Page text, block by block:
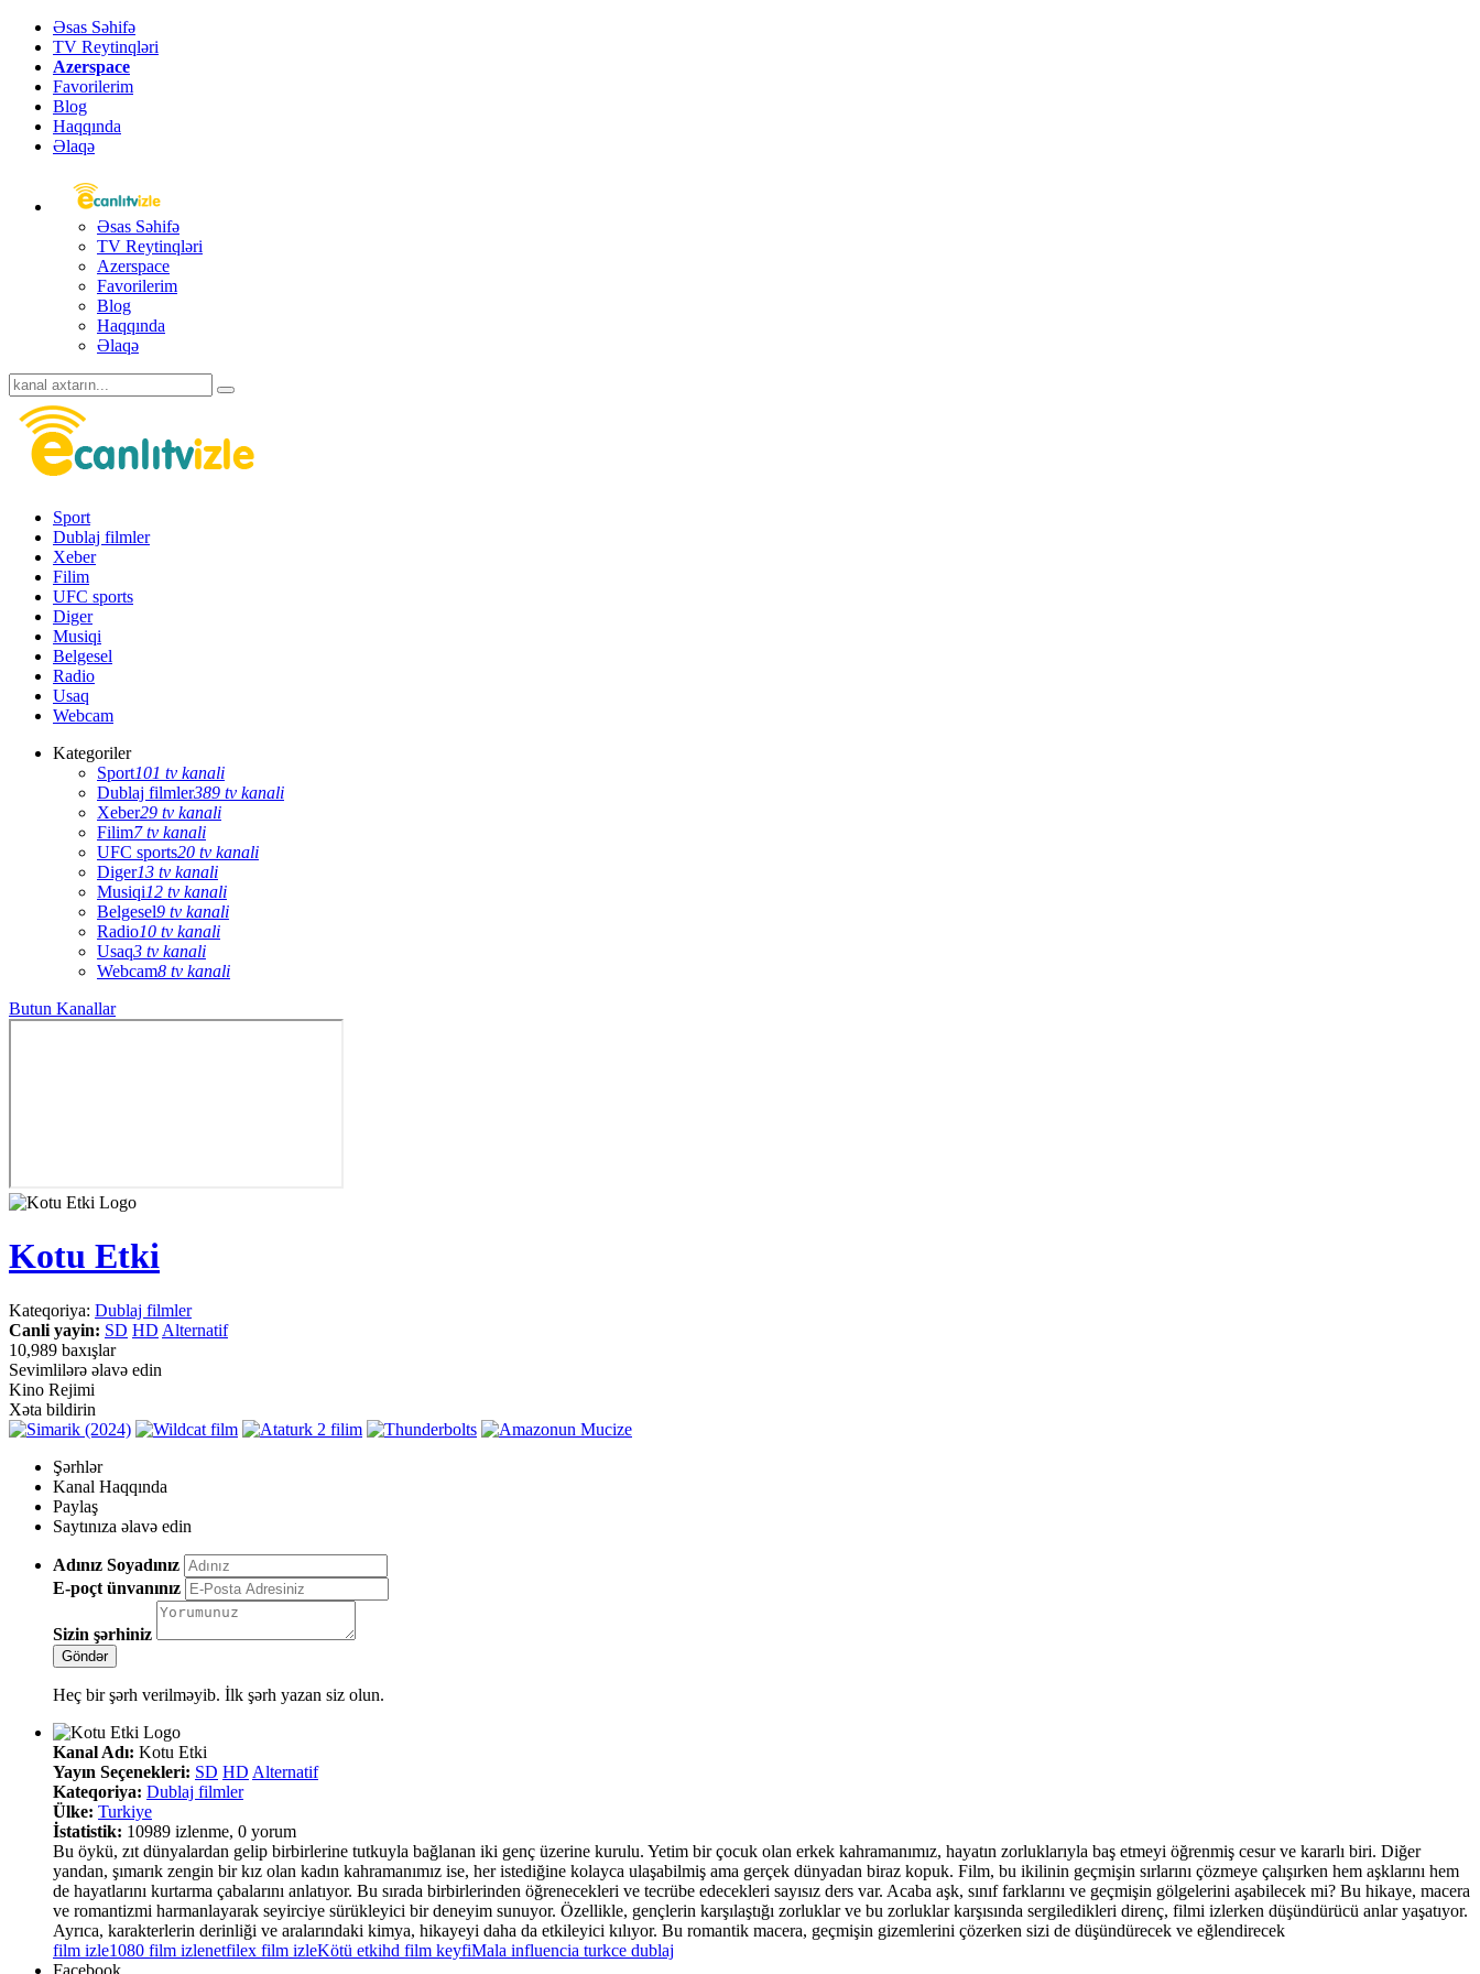
Əsas Səhifə
TV Reytinqləri
Azerspace
Favorilerim
Blog
Haqqında
Əlaqə
Əsas Səhifə
TV Reytinqləri
Azerspace
Favorilerim
Blog
Haqqında
Əlaqə
Sport
Dublaj filmler
Xeber
Filim
UFC sports
Diger
Musiqi
Belgesel
Radio
Usaq
Webcam
Kategoriler
Sport101 tv kanali
Dublaj filmler389 tv kanali
Xeber29 tv kanali
Filim7 tv kanali
UFC sports20 tv kanali
Diger13 tv kanali
Musiqi12 tv kanali
Belgesel9 tv kanali
Radio10 tv kanali
Usaq3 tv kanali
Webcam8 tv kanali
Butun Kanallar
Kotu Etki
Kateqoriya: Dublaj filmler
Canli yayin: SD HD Alternatif
10,989 baxışlar
Sevimlilərə əlavə edin
Kino Rejimi
Xəta bildirin
Şərhlər
Kanal Haqqında
Paylaş
Saytınıza əlavə edin
Adınız Soyadınız
E-poçt ünvanınız
Sizin şərhiniz
Heç bir şərh verilməyib. İlk şərh yazan siz olun.
Kanal Adı: Kotu Etki
Yayın Seçenekleri: SD HD Alternatif
Kateqoriya: Dublaj filmler
Ülke: Turkiye
İstatistik: 10989 izlenme, 0 yorum
Bu öykü, zıt dünyalardan gelip birbirlerine tutkuyla bağlanan iki genç üzerine kurulu. Yetim bir çocuk olan erkek kahramanımız, hayatın zorluklarıyla baş etmeyi öğrenmiş cesur ve kararlı biri. Diğer
yandan, şımarık zengin bir kız olan kadın kahramanımız ise, her istediğine kolayca ulaşabilmiş ama gerçek dünyadan biraz kopuk. Film, bu ikilinin geçmişin sırlarını çözmeye çalışırken hem aşklarını hem
de hayatlarını kurtarma çabalarını anlatıyor. Bu sırada birbirlerinden öğrenecekleri ve tecrübe edecekleri sayısız ders var. Acaba aşk, sınıf farklarını ve geçmişin gölgelerini aşabilecek mi? Bu hikaye, macera
ve romantizmi harmanlayarak seyirciye sürükleyici bir deneyim sunuyor. Özellikle, gençlerin karşılaştığı zorluklar ve bu zorluklar karşısında sergiledikleri direnç, filmi izlerken düşündürücü anlar yaşatıyor.
Ayrıca, karakterlerin derinliği ve aralarındaki kimya, hikayeyi daha da etkileyici kılıyor. Bu romantik macera, geçmişin gizemlerini çözerken sizi de düşündürecek ve eğlendirecek
film izle1080 film izlenetfilex film izleKötü etkihd film keyfiMala influencia turkce dublaj
Facebook